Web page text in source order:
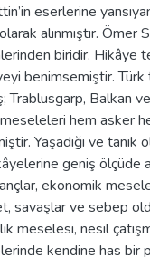
eserlerine
alınmıştır. Ömer
biridir. Hikâye
benimsemiştir. Türk
Trablusgarp, Balkan
meseleleri hem asker
Yaşadığı ve tanık
geniş ölçüde
ekonomik
savaşlar ve sebep
meselesi, nesil
kendine has